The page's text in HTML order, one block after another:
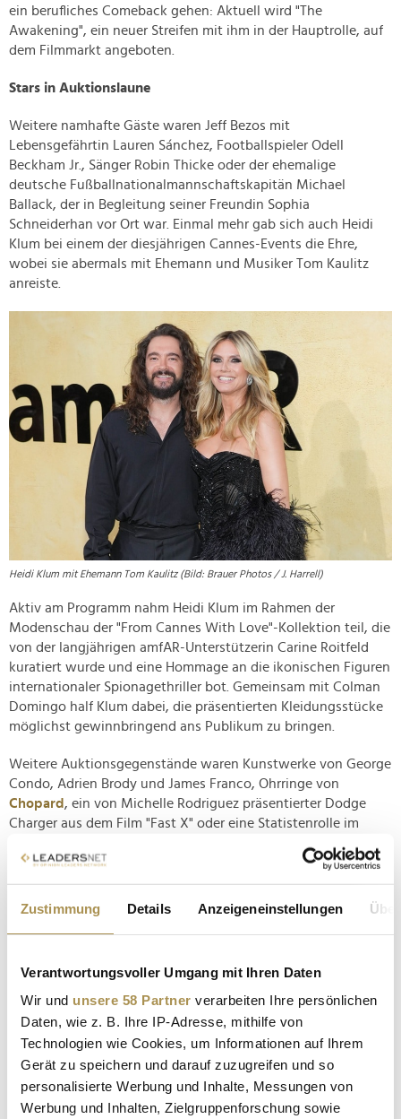
Zustimmung Details Anzeigeneinstellungen
Verantwortungsvoller Umgang mit Ihren Daten
Wir und unsere 58 Partner verarbeiten Ihre persönlichen
Daten, wie z. B. Ihre IP-Adresse, mithilfe von
Technologien wie Cookies, um Informationen auf Ihrem
Gerät zu speichern und darauf zuzugreifen und so
personalisierte Werbung und Inhalte, Messungen von
Werbung und Inhalten, Zielgruppenforschung sowie
ein berufliches Comeback gehen: Aktuell wird "The
Awakening", ein neuer Streifen mit ihm in der Hauptrolle, auf
dem Filmmarkt angeboten.
Stars in Auktionslaune
Weitere namhafte Gäste waren Jeff Bezos mit
Lebensgefährtin Lauren Sánchez, Footballspieler Odell
Beckham Jr., Sänger Robin Thicke oder der ehemalige
deutsche Fußballnationalmannschaftskapitän Michael
Ballack, der in Begleitung seiner Freundin Sophia
Schneiderhan vor Ort war. Einmal mehr gab sich auch Heidi
Klum bei einem der diesjährigen Cannes-Events die Ehre,
wobei sie abermals mit Ehemann und Musiker Tom Kaulitz
anreiste.
Heidi Klum mit Ehemann Tom Kaulitz (Bild: Brauer Photos / J. Harrell)
Aktiv am Programm nahm Heidi Klum im Rahmen der
Modenschau der "From Cannes With Love"-Kollektion teil, die
von der langjährigen amfAR-Unterstützerin Carine Roitfeld
kuratiert wurde und eine Hommage an die ikonischen Figuren
internationaler Spionagethriller bot. Gemeinsam mit Colman
Domingo half Klum dabei, die präsentierten Kleidungsstücke
möglichst gewinnbringend ans Publikum zu bringen.
Weitere Auktionsgegenstände waren Kunstwerke von George
Condo, Adrien Brody und James Franco, Ohrringe von
Chopard , ein von Michelle Rodriguez präsentierter Dodge
Charger aus dem Film "Fast X" oder eine Statistenrolle im
https://www.amfar.org